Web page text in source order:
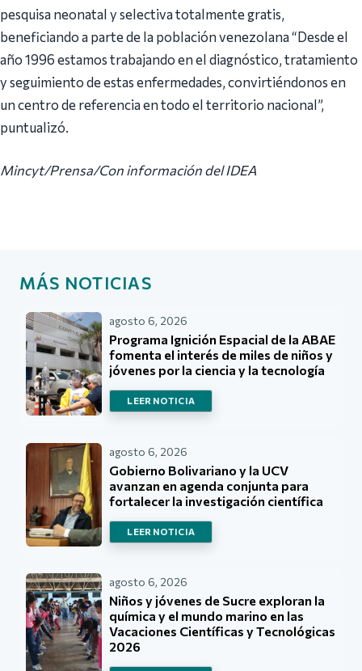
pesquisa neonatal y selectiva totalmente gratis,
beneficiando a parte de la población venezolana “Desde el
año 1996 estamos trabajando en el diagnóstico, tratamiento
y seguimiento de estas enfermedades, convirtiéndonos en
un centro de referencia en todo el territorio nacional”,
puntualizó.
Mincyt/Prensa/Con información del IDEA
MÁS NOTICIAS
agosto 6, 2026
Programa Ignición Espacial de la ABAE
fomenta el interés de miles de niños y
jóvenes por la ciencia y la tecnología
LEER NOTICIA
agosto 6, 2026
Gobierno Bolivariano y la UCV
avanzan en agenda conjunta para
fortalecer la investigación científica
LEER NOTICIA
agosto 6, 2026
Niños y jóvenes de Sucre exploran la
química y el mundo marino en las
Vacaciones Científicas y Tecnológicas
2026